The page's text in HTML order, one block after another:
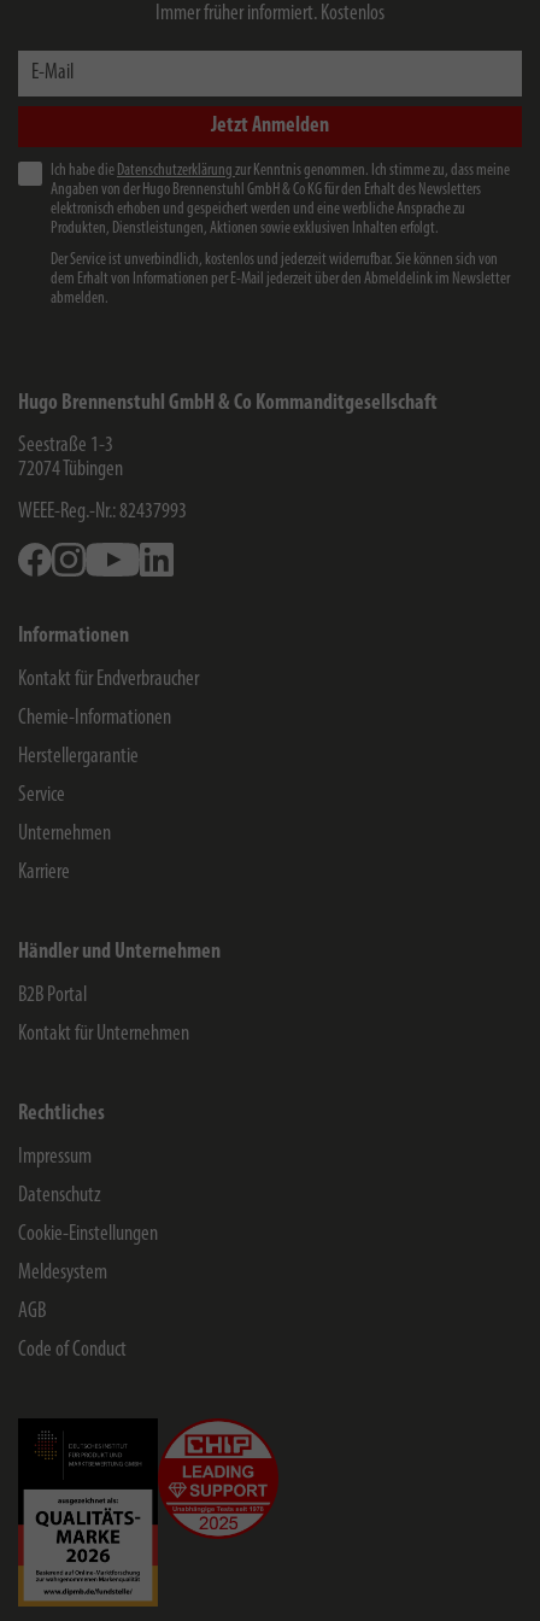
Immer früher informiert. Kostenlos
E-Mail
Jetzt Anmelden
Ich habe die Datenschutzerklärung zur Kenntnis genommen. Ich stimme zu, dass meine
Angaben von der Hugo Brennenstuhl GmbH & Co KG für den Erhalt des Newsletters
elektronisch erhoben und gespeichert werden und eine werbliche Ansprache zu
Produkten, Dienstleistungen, Aktionen sowie exklusiven Inhalten erfolgt.
Der Service ist unverbindlich, kostenlos und jederzeit widerrufbar. Sie können sich von
dem Erhalt von Informationen per E-Mail jederzeit über den Abmeldelink im Newsletter
abmelden.
Hugo Brennenstuhl GmbH & Co Kommanditgesellschaft
Seestraße 1-3
72074 Tübingen
WEEE-Reg.-Nr.: 82437993
FacebookInstagramYoutube
Informationen
Kontakt für Endverbraucher
Chemie-Informationen
Herstellergarantie
Service
Unternehmen
Karriere
Händler und Unternehmen
B2B Portal
Kontakt für Unternehmen
Rechtliches
Impressum
Datenschutz
Cookie-Einstellungen
Meldesystem
AGB
Code of Conduct